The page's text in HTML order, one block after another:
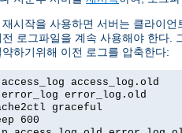
재시작을 사용하면 서버는 클라이
전 로그파일을 계속 사용해야 한다.
약하기위해 이전 로그를 압축한다:
access_log access_log.old
error_log error_log.old
graceful
600